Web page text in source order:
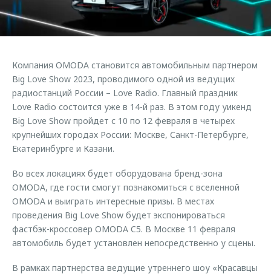
Кредитный калькулятор
Одежда и сувениры
Оригинальные аксессуары
Запчасти
Трейд-ин
Клиентская поддержка
O&J Автоклуб
Приложение O&J
Аксессуары
Одежда и сувениры
Оригинальные аксессуары
Обратная связь
Компания OMODA становится автомобильным партнером
Big Love Show 2023, проводимого одной из ведущих
радиостанций России – Love Radio. Главный праздник
Love Radio состоится уже в 14-й раз. В этом году уикенд
Big Love Show пройдет с 10 по 12 февраля в четырех
крупнейших городах России: Москве, Санкт-Петербурге,
Екатеринбурге и Казани.
Во всех локациях будет оборудована бренд-зона
OMODA, где гости смогут познакомиться с вселенной
OMODA и выиграть интересные призы. В местах
проведения Big Love Show будет экспонироваться
фастбэк-кроссовер OMODA C5. В Москве 11 февраля
автомобиль будет установлен непосредственно у сцены.
В рамках партнерства ведущие утреннего шоу «Красавцы